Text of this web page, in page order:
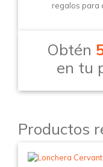
regalos para
Obtén
en tu
Productos